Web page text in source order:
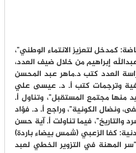
كمدخل لتعزيز الانتماء الوطني"،
إبراهيم من خلال ضيف العدد،
العدد كتب د.ماهر عبد المحسن
وترجمات كتب أ. د. عيسى علي
منها مجتمع المستقبل"، وتناول أ.
ونضال الكونية"، وراجع أ. د. فؤاد
والتاريخ"، فيما تناولت أ. آية حسن
كفا الزعبي (شمس بيضاء باردة)
"سر المهنة في التزوير الخطي لعبد